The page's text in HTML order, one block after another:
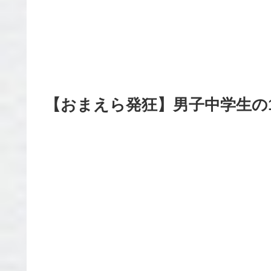
【おまえら発狂】男子中学生